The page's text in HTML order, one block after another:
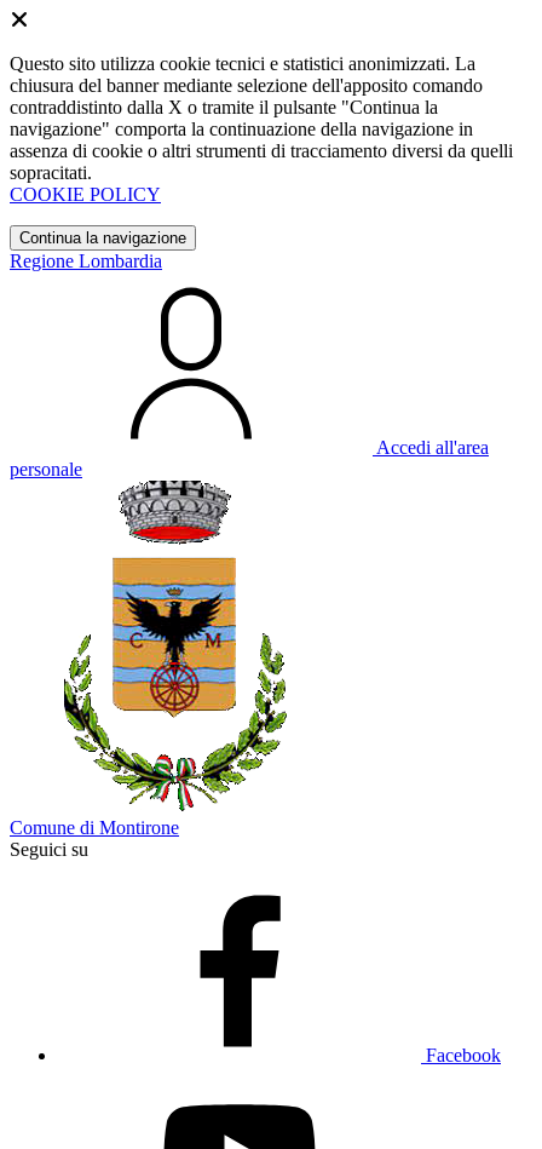
Questo sito utilizza cookie tecnici e statistici anonimizzati. La
chiusura del banner mediante selezione dell'apposito comando
contraddistinto dalla X o tramite il pulsante "Continua la
navigazione" comporta la continuazione della navigazione in
assenza di cookie o altri strumenti di tracciamento diversi da quelli
sopracitati.
COOKIE POLICY
Continua la navigazione
Regione Lombardia
Accedi all'area
personale
Comune di Montirone
Seguici su
Facebook